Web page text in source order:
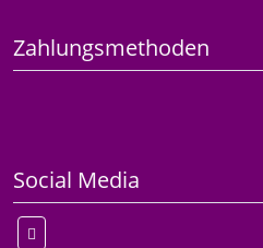
Zahlungsmethoden
Social Media